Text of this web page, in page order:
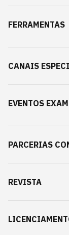
FERRAMENTAS
CANAIS
EVENTOS
PARCERIAS
REVISTA